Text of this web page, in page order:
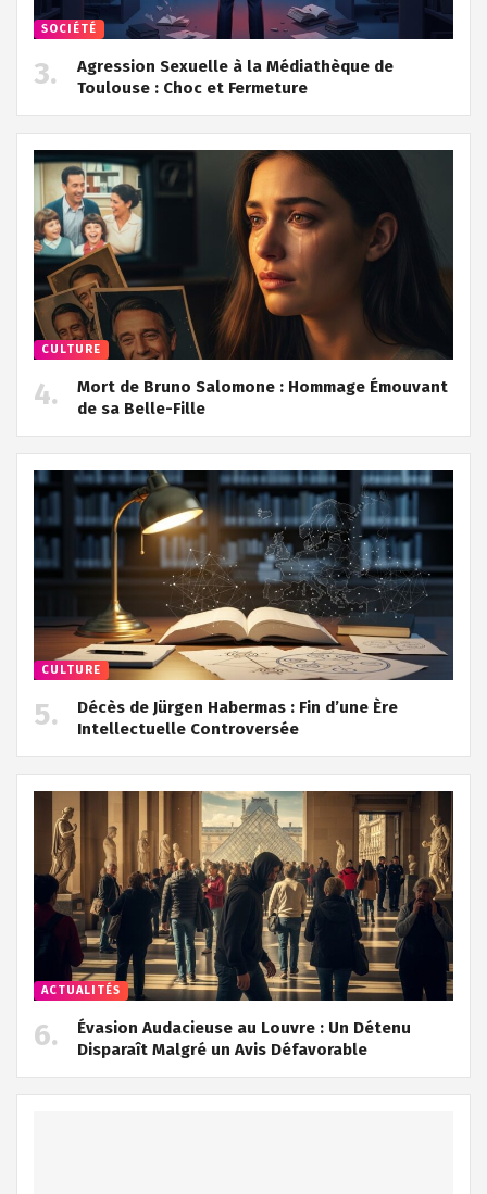
SOCIÉTÉ
Agression Sexuelle à la Médiathèque de
Toulouse : Choc et Fermeture
CULTURE
Mort de Bruno Salomone : Hommage Émouvant
de sa Belle-Fille
CULTURE
Décès de Jürgen Habermas : Fin d’une Ère
Intellectuelle Controversée
ACTUALITÉS
Évasion Audacieuse au Louvre : Un Détenu
Disparaît Malgré un Avis Défavorable